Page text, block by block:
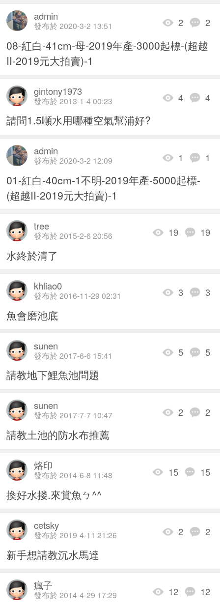
2 2
admin
發布於 2020-3-2 13:51
08-紅白-41cm-母-2019年產-3000起標-(超越
II-2019元大拍賣)-1
4 4
gintony1973
發布於 2013-1-4 00:23
請問1.5噸水用哪種空氣幫浦好?
1 1
admin
發布於 2020-3-2 12:09
01-紅白-40cm-1不明-2019年產-5000起標-
(超越II-2019元大拍賣)-1
19 19
tree
發布於 2015-2-6 20:56
水終於清了
3 3
khliao0
發布於 2016-11-29 02:31
魚會磨池底
5 5
sunen
發布於 2017-6-6 15:41
請教地下鯉魚池問題
2 2
sunen
發布於 2017-7-7 10:47
請教土池的防水布推薦
15 15
烙印
發布於 2014-6-8 11:48
換好水搂.來賞魚ㄅ^^
2 2
cetsky
發布於 2019-4-11 21:26
新手想請教沉水馬達
12 12
瘋子
發布於 2014-4-29 17:29